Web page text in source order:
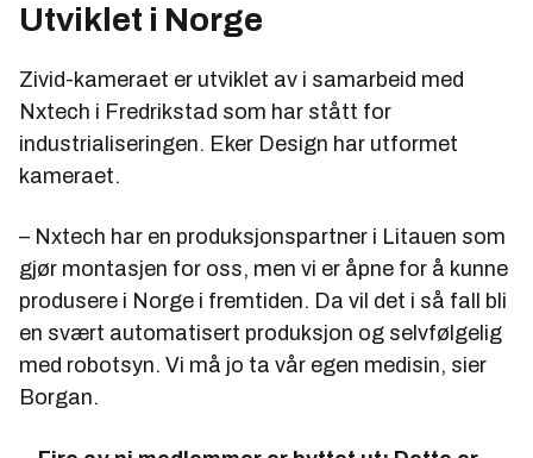
Utviklet i Norge
Zivid-kameraet er utviklet av i samarbeid med
Nxtech i Fredrikstad som har stått for
industrialiseringen. Eker Design har utformet
kameraet.
– Nxtech har en produksjonspartner i Litauen som
gjør montasjen for oss, men vi er åpne for å kunne
produsere i Norge i fremtiden. Da vil det i så fall bli
en svært automatisert produksjon og selvfølgelig
med robotsyn. Vi må jo ta vår egen medisin, sier
Borgan.